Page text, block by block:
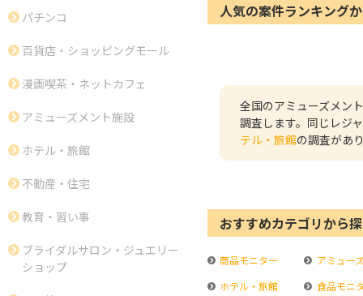
パチンコ
百貨店・ショッピングモール
漫画喫茶・ネットカフェ
アミューズメント施設
ホテル・旅館
不動産・住宅
教育・習い事
ブライダルサロン・ジュエリー
ショップ
人気の案件ランキング
全国のアミューズメン
調査します。同じレジ
テル・旅館の調査があ
おすすめカテゴリから
商品モニター
アミュー
ホテル・旅館
食品モニ